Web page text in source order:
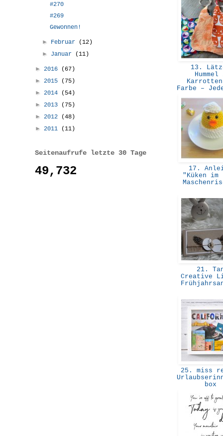
13.
Farbe –
17.
"Küken
21.
Creative
25. miss
box
#270
#269
Gewonnen!
► Februar
(12)
► Januar (11)
► 2016
(67)
► 2015
(75)
► 2014
(54)
► 2013
(75)
► 2012
(48)
► 2011 (11)
Seitenaufrufe letzte 30 Tage
49,732